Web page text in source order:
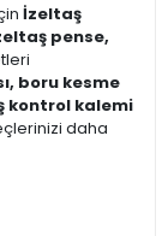
İzeltaş
pense,
boru kesme
kontrol kalemi
daha